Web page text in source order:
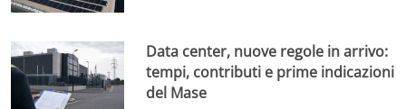
Data center, nuove regole in arrivo:
tempi, contributi e prime indicazioni
del Mase